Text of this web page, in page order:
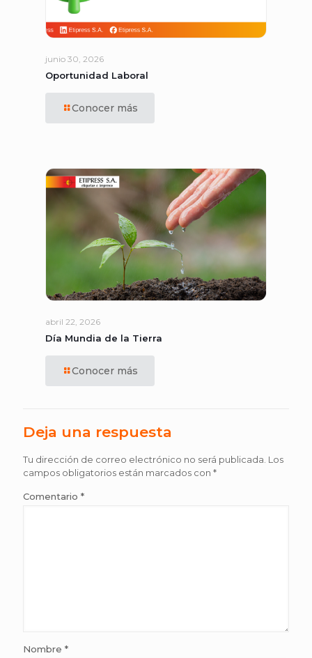
junio 30, 2026
Oportunidad Laboral
Conocer más
abril 22, 2026
Día Mundia de la Tierra
Conocer más
Deja una respuesta
Tu dirección de correo electrónico no será publicada. Los
campos obligatorios están marcados con *
Comentario *
Nombre *